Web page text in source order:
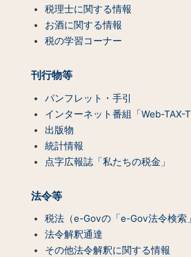
税理士に関する情報
お酒に関する情報
税の学習コーナー
刊行物等
パンフレット・手引
インターネット番組「Web-TAX-
出版物
統計情報
点字広報誌「私たちの税金」
法令等
税法（e-Govの「e-Gov法令検索
法令解釈通達
その他法令解釈に関する情報